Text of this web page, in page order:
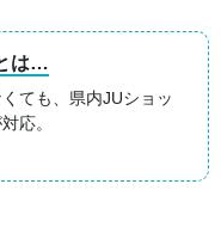
は…
ても、県内JUショッ
応。